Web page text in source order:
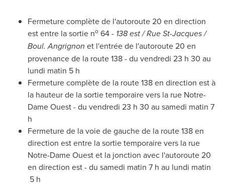
Fermeture complète de l'autoroute 20 en direction
est entre la sortie no 64 - 138 est / Rue St-Jacques /
Boul. Angrignon et l'entrée de l'autoroute 20 en
provenance de la route 138 - du vendredi 23 h 30 au
lundi matin 5 h
Fermeture complète de la route 138 en direction est à
la hauteur de la sortie temporaire vers la rue Notre-
Dame Ouest - du vendredi 23 h 30 au samedi matin 7
h
Fermeture de la voie de gauche de la route 138 en
direction est entre la sortie temporaire vers la rue
Notre-Dame Ouest et la jonction avec l'autoroute 20
en direction est - du samedi matin 7 h au lundi matin
5 h